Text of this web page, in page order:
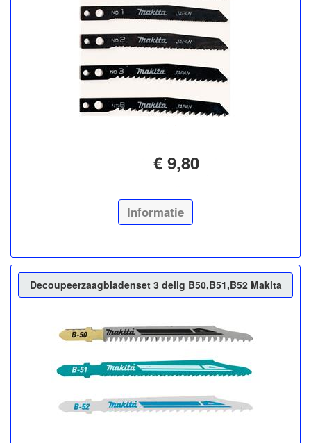
€ 9,80
Informatie
Decoupeerzaagbladenset 3 delig B50,B51,B52 Makita